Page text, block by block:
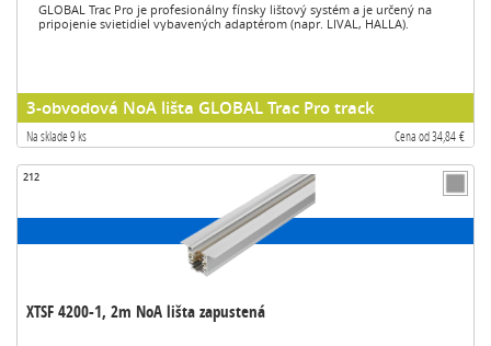
GLOBAL Trac Pro je profesionálny fínsky lištový systém a je určený na
pripojenie svietidiel vybavených adaptérom (napr. LIVAL, HALLA).
3-obvodová NoA lišta GLOBAL Trac Pro track
Na sklade 9 ks Cena od 34,84 €
212
XTSF 4200-1, 2m NoA lišta zapustená